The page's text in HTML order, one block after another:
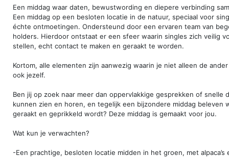
Een middag waar daten, bewustwording en diepere verbinding
Een middag op een besloten locatie in de natuur, speciaal voor
échte ontmoetingen. Ondersteund door een ervaren team van
holders. Hierdoor ontstaat er een sfeer waarin singles zich veilig
stellen, echt contact te maken en geraakt te worden.
Kortom, alle elementen zijn aanwezig waarin je niet alleen de
ook jezelf.
Ben jij op zoek naar meer dan oppervlakkige gesprekken of snelle
kunnen zien en horen, en tegelijk een bijzondere middag beleven
geraakt en geprikkeld wordt? Deze middag is gemaakt voor jou.
Wat kun je verwachten?
-Een prachtige, besloten locatie midden in het groen, met